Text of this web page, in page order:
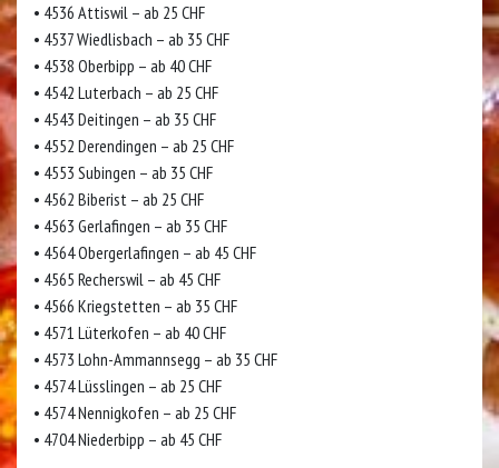
• 4536 Attiswil – ab 25 CHF
• 4537 Wiedlisbach – ab 35 CHF
• 4538 Oberbipp – ab 40 CHF
• 4542 Luterbach – ab 25 CHF
• 4543 Deitingen – ab 35 CHF
• 4552 Derendingen – ab 25 CHF
• 4553 Subingen – ab 35 CHF
• 4562 Biberist – ab 25 CHF
• 4563 Gerlafingen – ab 35 CHF
• 4564 Obergerlafingen – ab 45 CHF
• 4565 Recherswil – ab 45 CHF
• 4566 Kriegstetten – ab 35 CHF
• 4571 Lüterkofen – ab 40 CHF
• 4573 Lohn-Ammannsegg – ab 35 CHF
• 4574 Lüsslingen – ab 25 CHF
• 4574 Nennigkofen – ab 25 CHF
• 4704 Niederbipp – ab 45 CHF